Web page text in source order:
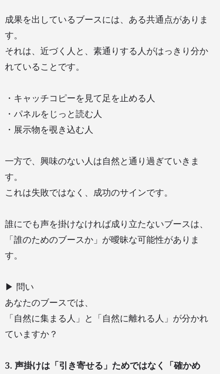
成果を出しているブースには、ある共通点がありま
す。
それは、近づく人と、素通りする人がはっきり分か
れていることです。
・キャッチコピーを見て足を止める人
・パネルをじっと読む人
・展示物を覗き込む人
一方で、興味のない人は自然と通り過ぎていきま
す。
これは失敗ではなく、成功のサインです。
誰にでも声を掛けなければ成り立たないブースは、
「誰のためのブースか」が曖昧な可能性がありま
す。
▶ 問い
あなたのブースでは、
「自然に集まる人」と「自然に離れる人」が分かれ
ていますか？
3. 声掛けは「引き寄せる」ためではなく「確かめ